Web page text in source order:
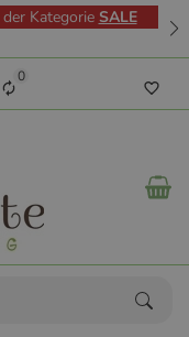
Kategorie SALE
0